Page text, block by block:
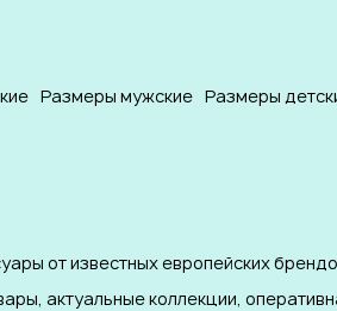
Размеры мужские Размеры
от известных европейских
актуальные коллекции,